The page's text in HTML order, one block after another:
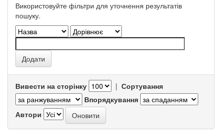
Використовуйте фільтри для уточнення результатів
пошуку.
Вивести на сторінку | Сортування
Впорядкування
Автори